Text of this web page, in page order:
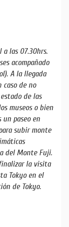
las 07.30hrs.
acompañado
A la llegada
de no
de las
museos o bien
paseo en
subir monte
del Monte Fuji.
la visita
Tokyo en el
de Tokyo.